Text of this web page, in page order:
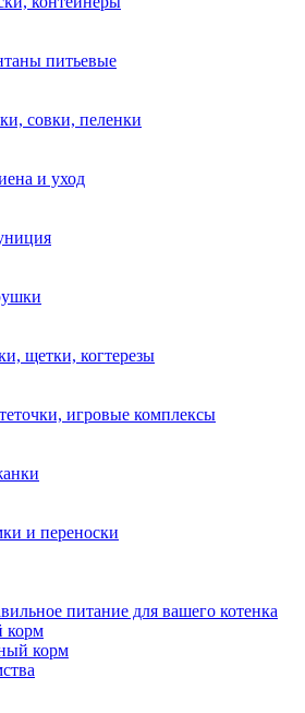
питьевые
совки, пеленки
и уход
щетки, когтерезы
игровые комплексы
и переноски
питание для вашего котенка
корм
корм